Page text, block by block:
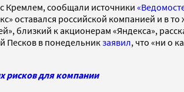
Кремлем, сообщали источники
оставался российской компанией и в
близкий к акционерам «Яндекса»,
Песков в понедельникзаявил, что «ни о
рисков для компании